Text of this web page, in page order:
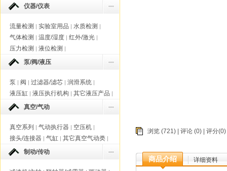
仪器/仪表
流量检测 | 实验室用品 | 水质检测 |
气体检测 | 温度/湿度 | 红外/激光 |
压力检测 | 液位检测 |
泵/阀/液压
泵 | 阀 | 过滤器/滤芯 | 润滑系统 |
液压缸 | 液压执行机构 | 其它液压产品 |
真空/气动
真空系列 | 气动执行器 | 空压机 |
接头/连接器 | 气缸 | 其它真空气动类 |
制动/传动
浏览 (721) | 评论 (0) | 评分
商品介绍 详细资料